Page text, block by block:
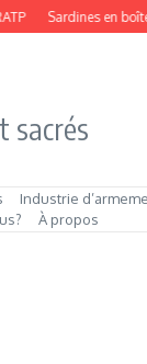
Sardines en boîte :
sacrés
Industrie
À propos